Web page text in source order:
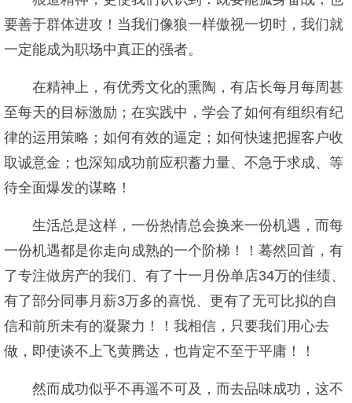
要善于群体进攻！当我们像狼一样傲视一切时，我们就
一定能成为职场中真正的强者。
在精神上，有优秀文化的熏陶，有店长每月每周甚
至每天的目标激励；在实践中，学会了如何有组织有纪
律的运用策略；如何有效的逼定；如何快速把握客户收
取诚意金；也深知成功前应积蓄力量、不急于求成、等
待全面爆发的谋略！
生活总是这样，一份热情总会换来一份机遇，而每
一份机遇都是你走向成熟的一个阶梯！！蓦然回首，有
了专注做房产的我们、有了十一月份单店34万的佳绩、
有了部分同事月薪3万多的喜悦、更有了无可比拟的自
信和前所未有的凝聚力！！我相信，只要我们用心去
做，即使谈不上飞黄腾达，也肯定不至于平庸！！
然而成功似乎不再遥不可及，而去品味成功，这不